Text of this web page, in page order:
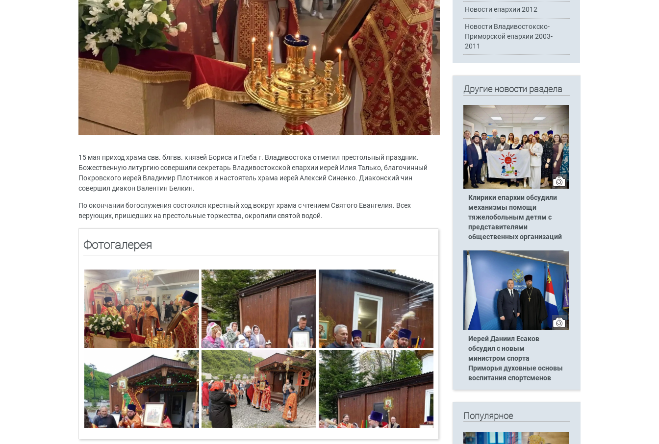
15 мая приход храма свв. блгвв. князей Бориса и Глеба г. Владивостока отметил престольный праздник.
Божественную литургию совершили секретарь Владивостокской епархии иерей Илия Талько, благочинный
Покровского иерей Владимир Плотников и настоятель храма иерей Алексий Синенко. Диаконский чин
совершил диакон Валентин Белкин.
По окончании богослужения состоялся крестный ход вокруг храма с чтением Святого Евангелия. Всех
верующих, пришедших на престольные торжества, окропили святой водой.
Фотогалерея
Новости епархии 2012
Новости Владивостокско-
Приморской епархии 2003-
2011
Другие новости раздела
Клирики епархии обсудили
механизмы помощи
тяжелобольным детям с
представителями
общественных организаций
Иерей Даниил Есаков
обсудил с новым
министром спорта
Приморья духовные основы
воспитания спортсменов
Популярное